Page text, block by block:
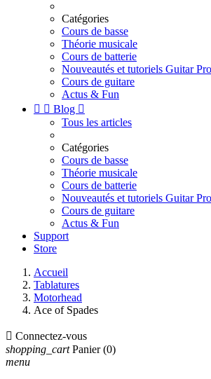
Catégories
Cours de basse
Théorie musicale
Cours de batterie
Nouveautés et tutoriels Guitar Pro
Cours de guitare
Actus & Fun
  Blog 
Tous les articles
Catégories
Cours de basse
Théorie musicale
Cours de batterie
Nouveautés et tutoriels Guitar Pro
Cours de guitare
Actus & Fun
Support
Store
Accueil
Tablatures
Motorhead
Ace of Spades
 Connectez-vous
shopping_cart Panier (0)
menu